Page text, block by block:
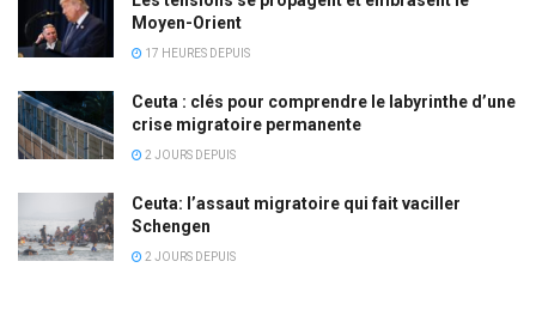
Moyen-Orient
17 HEURES DEPUIS
Ceuta : clés pour comprendre le labyrinthe d’une
crise migratoire permanente
2 JOURS DEPUIS
Ceuta: l’assaut migratoire qui fait vaciller
Schengen
2 JOURS DEPUIS